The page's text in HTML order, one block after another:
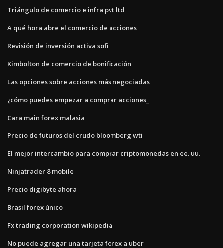
Triángulo de comercio e infra pvt ltd
A qué hora abre el comercio de acciones
Revisión de inversión activa sofi
Kimbolton de comercio de bonificación
Las opciones sobre acciones más negociadas
¿cómo puedes empezar a comprar acciones_
Cara main forex malasia
Precio de futuros del crudo bloomberg wti
El mejor intercambio para comprar criptomonedas en ee. uu.
Ninjatrader 8 mobile
Precio digibyte ahora
Brasil forex único
Fx trading corporation wikipedia
No puede agregar una tarjeta forex a uber